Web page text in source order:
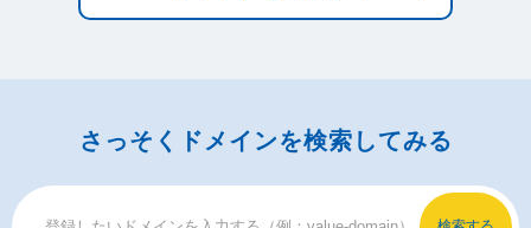
さっそくドメインを検索してみる